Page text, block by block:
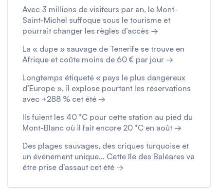
Avec 3 millions de visiteurs par an, le Mont-
Saint-Michel suffoque sous le tourisme et
pourrait changer les règles d’accès →
La « dupe » sauvage de Tenerife se trouve en
Afrique et coûte moins de 60 € par jour →
Longtemps étiqueté « pays le plus dangereux
d’Europe », il explose pourtant les réservations
avec +288 % cet été →
Ils fuient les 40 °C pour cette station au pied du
Mont-Blanc où il fait encore 20 °C en août →
Des plages sauvages, des criques turquoise et
un événement unique… Cette île des Baléares va
être prise d’assaut cet été →